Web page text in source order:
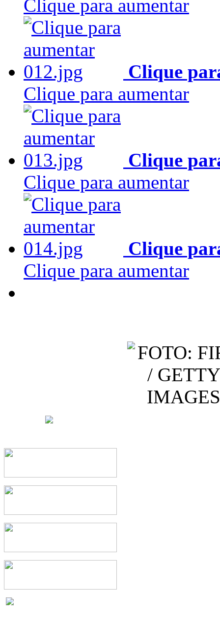
Clique para aumentar
Clique
Clique para aumentar
Clique
Clique para aumentar
Clique
Clique para aumentar